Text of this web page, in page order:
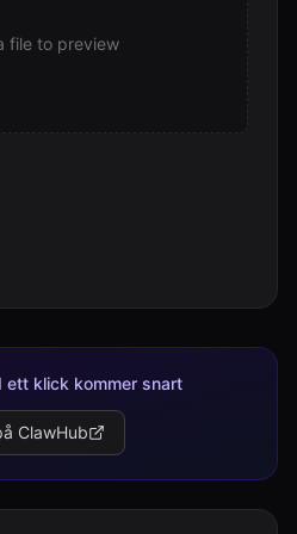
file to preview
ett klick kommer snart
ClawHub